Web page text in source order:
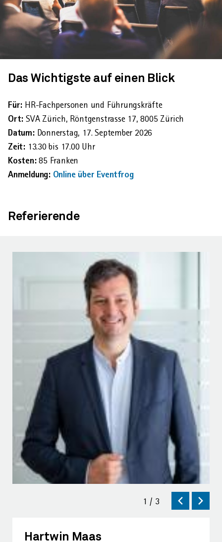
Das Wichtigste auf einen Blick
Für: HR-Fachpersonen und Führungskräfte
Ort: SVA Zürich, Röntgenstrasse 17, 8005 Zürich
Datum: Donnerstag, 17. September 2026
Zeit: 13.30 bis 17.00 Uhr
Kosten:85 Franken
Anmeldung: Online über Eventfrog
Referierende
Hartwin Maas
1 / 3Bild
zurückweiter